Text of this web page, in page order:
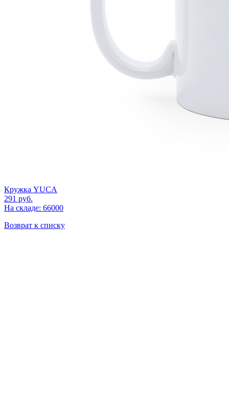
Кружка YUCA
291 руб.
На складе: 66000
Возврат к списку